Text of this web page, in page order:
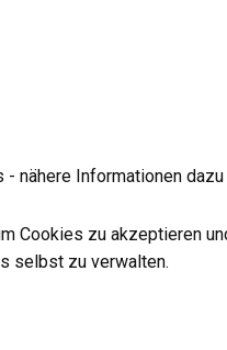
nähere Informationen
Cookies zu akzeptieren
selbst zu verwalten.